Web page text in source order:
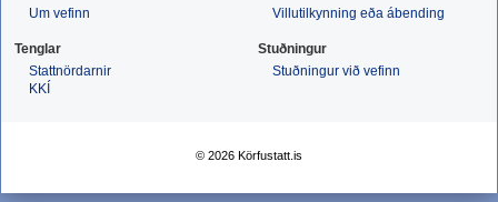
Um vefinn
Villutilkynning eða ábending
Tenglar
Stattnördarnir
KKÍ
Stuðningur
Stuðningur við vefinn
© 2026 Körfustatt.is